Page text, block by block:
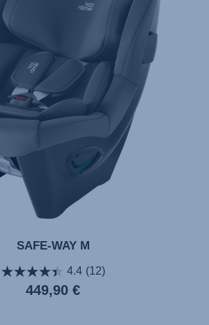
SAFE-WAY M
4.4 (12)
Aktueller
449,90 €